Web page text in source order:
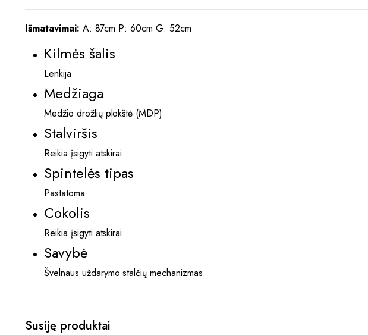
Išmatavimai: A: 87cm P: 60cm G: 52cm
Kilmės šalis
Lenkija
Medžiaga
Medžio drožlių plokštė (MDP)
Stalviršis
Reikia įsigyti atskirai
Spintelės tipas
Pastatoma
Cokolis
Reikia įsigyti atskirai
Savybė
Švelnaus uždarymo stalčių mechanizmas
Susiję produktai